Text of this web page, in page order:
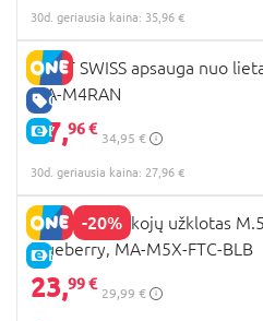
30d. geriausia kaina: 35,96 €
GERA KAINA
E-KAINA
MAST SWISS apsauga nuo
MA-M4RAN
27,96 €
34,95 €
30d. geriausia kaina: 27,96 €
-20%
E-KAINA
MAST SWISS kojų užklotas
blueberry, MA-M5X-FTC-BLB
23,99 €
29,99 €